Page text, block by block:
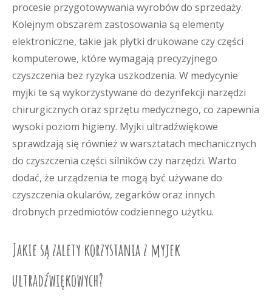
procesie przygotowywania wyrobów do sprzedaży.
Kolejnym obszarem zastosowania są elementy
elektroniczne, takie jak płytki drukowane czy części
komputerowe, które wymagają precyzyjnego
czyszczenia bez ryzyka uszkodzenia. W medycynie
myjki te są wykorzystywane do dezynfekcji narzędzi
chirurgicznych oraz sprzętu medycznego, co zapewnia
wysoki poziom higieny. Myjki ultradźwiękowe
sprawdzają się również w warsztatach mechanicznych
do czyszczenia części silników czy narzędzi. Warto
dodać, że urządzenia te mogą być używane do
czyszczenia okularów, zegarków oraz innych
drobnych przedmiotów codziennego użytku.
Jakie są zalety korzystania z myjek
ultradźwiękowych?